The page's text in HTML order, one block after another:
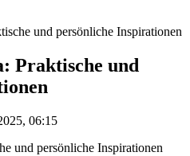
und persönliche Inspirationen
Praktische und
06:15